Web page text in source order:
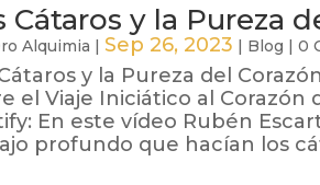
Cátaros y la Pureza
Alquimia | Sep 26, 2023 | Blog |0
y la Pureza del
el Viaje Iniciático al Corazón
En este vídeo Rubén
profundo que hacían los